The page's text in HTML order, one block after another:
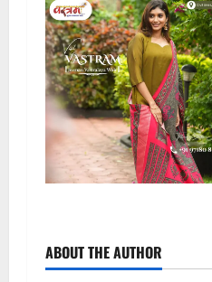
ABOUT THE AUTHOR